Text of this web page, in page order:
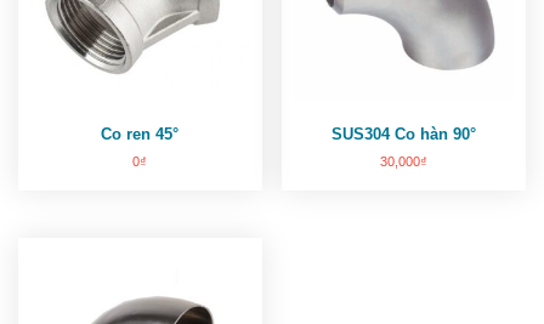
Co ren 45°
0₫
SUS304 Co hàn 90°
30,000₫